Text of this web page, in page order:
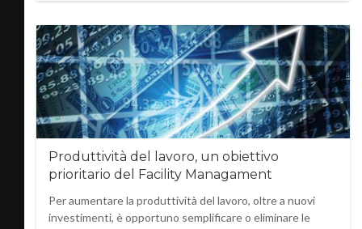
Produttività del lavoro, un obiettivo
prioritario del Facility Managament
Per aumentare la produttività del lavoro, oltre a nuovi
investimenti, è opportuno semplificare o eliminare le